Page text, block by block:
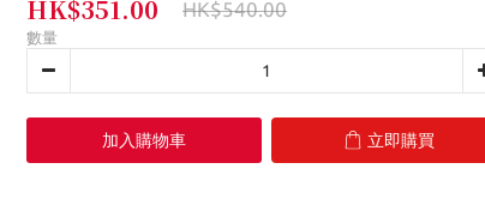
HK$351.00 HK$540.00
數量
加入購物車 立即購買